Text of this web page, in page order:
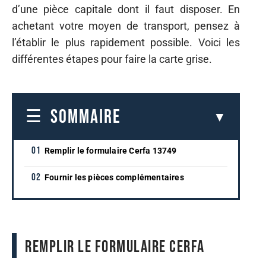
d’une pièce capitale dont il faut disposer. En
achetant votre moyen de transport, pensez à
l’établir le plus rapidement possible. Voici les
différentes étapes pour faire la carte grise.
SOMMAIRE
Remplir le formulaire Cerfa 13749
Fournir les pièces complémentaires
Remplir le formulaire Cerfa